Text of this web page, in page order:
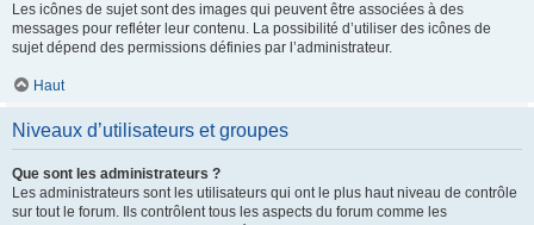
Les icônes de sujet sont des images qui peuvent être associées à des
messages pour refléter leur contenu. La possibilité d’utiliser des icônes de
sujet dépend des permissions définies par l’administrateur.
Haut
Niveaux d’utilisateurs et groupes
Que sont les administrateurs ?
Les administrateurs sont les utilisateurs qui ont le plus haut niveau de contrôle
sur tout le forum. Ils contrôlent tous les aspects du forum comme les